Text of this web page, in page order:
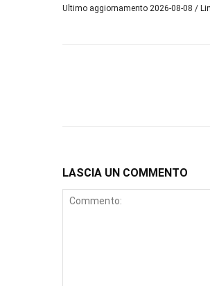
Ultimo aggiornamento 2026-08-08 /
LASCIA UN COMMENTO